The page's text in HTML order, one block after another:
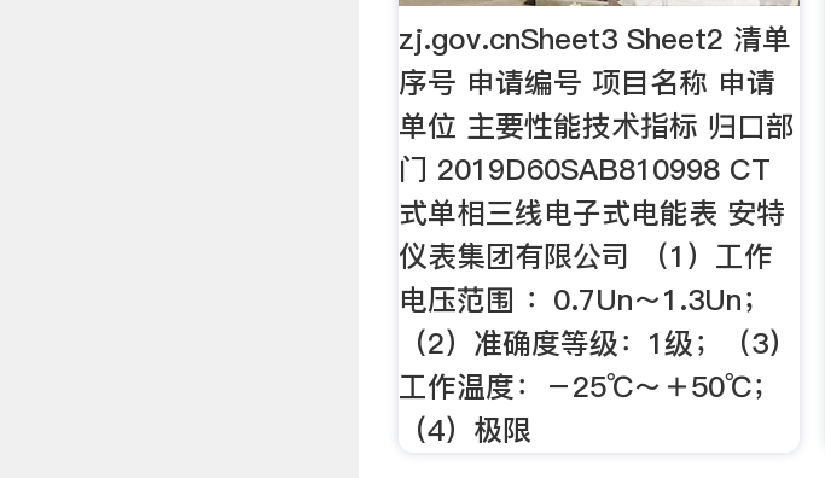
zj.gov.cnSheet3 Sheet2 清单
序号 申请编号 项目名称 申请
单位 主要性能技术指标 归口部
门 2019D60SAB810998 CT
式单相三线电子式电能表 安特
仪表集团有限公司 （1）工作
电压范围 ：0.7Un～1.3Un；
（2）准确度等级：1级；（3）
工作温度：－25℃～＋50℃；
（4）极限